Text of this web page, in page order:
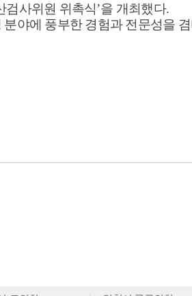
검사위원 위촉식’을 개최했다.
야에 풍부한 경험과 전문성을